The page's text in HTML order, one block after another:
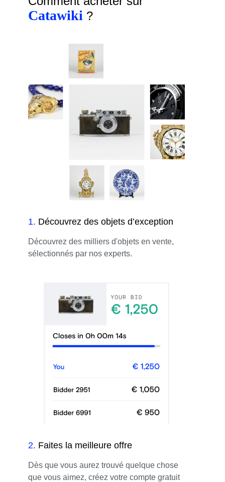
Catawiki ?
1. Découvrez des objets d’exception
Découvrez des milliers d'objets en vente,
sélectionnés par nos experts.
2. Faites la meilleure offre
Dès que vous aurez trouvé quelque chose
que vous aimez, créez votre compte gratuit